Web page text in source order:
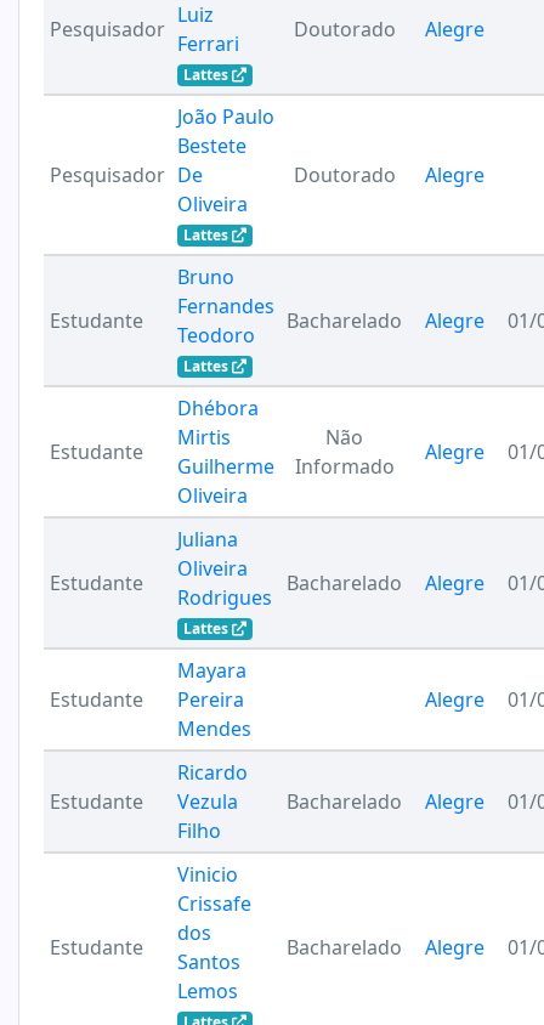
Pesquisador
Luiz
Ferrari
Lattes
Doutorado Alegre
Pesquisador
João Paulo
Bestete
De
Oliveira
Lattes
Doutorado Alegre
Estudante
Bruno
Fernandes
Teodoro
Lattes
Bacharelado Alegre 01/
Estudante
Dhébora
Mirtis
Guilherme
Oliveira
Não
Informado
Alegre 01/
Estudante
Juliana
Oliveira
Rodrigues
Lattes
Bacharelado Alegre 01/
Estudante
Mayara
Pereira
Mendes
Alegre 01/
Estudante
Ricardo
Vezula
Filho
Bacharelado Alegre 01/
Estudante
Vinicio
Crissafe
dos
Santos
Lemos
Bacharelado Alegre 01/